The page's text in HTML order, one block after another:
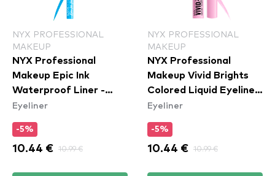
NYX PROFESSIONAL
MAKEUP
NYX Professional
Makeup Epic Ink
Waterproof Liner -
Vintage Baby
Eyeliner
-5%
10.44 € 10.99 €
NYX PROFESSIONAL
MAKEUP
NYX Professional
Makeup Vivid Brights
Colored Liquid Eyeliner
- Sneaky Pink (VBLL09)
Eyeliner
-5%
10.44 € 10.99 €